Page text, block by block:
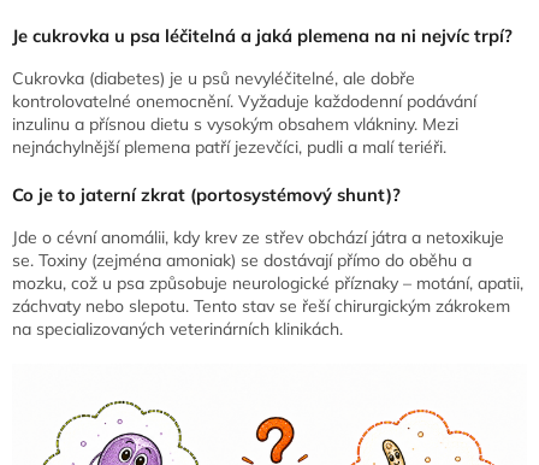
Je cukrovka u psa léčitelná a jaká plemena na ni nejvíc trpí?
Cukrovka (diabetes) je u psů nevyléčitelné, ale dobře
kontrolovatelné onemocnění. Vyžaduje každodenní podávání
inzulinu a přísnou dietu s vysokým obsahem vlákniny. Mezi
nejnáchylnější plemena patří jezevčíci, pudli a malí teriéři.
Co je to jaterní zkrat (portosystémový shunt)?
Jde o cévní anomálii, kdy krev ze střev obchází játra a netoxikuje
se. Toxiny (zejména amoniak) se dostávají přímo do oběhu a
mozku, což u psa způsobuje neurologické příznaky – motání, apatii,
záchvaty nebo slepotu. Tento stav se řeší chirurgickým zákrokem
na specializovaných veterinárních klinikách.